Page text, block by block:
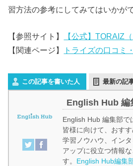
習方法の参考にしてみてはいかが
【参照サイト】
【公式】TORAIZ
【関連ページ】
トライズの口コミ
この記事を書いた人 最新の記
English Hub 編
English Hub 編集部で
皆様に向けて、おす
学習ノウハウ、イン
アップに役立つ情報
す。 English Hub編集